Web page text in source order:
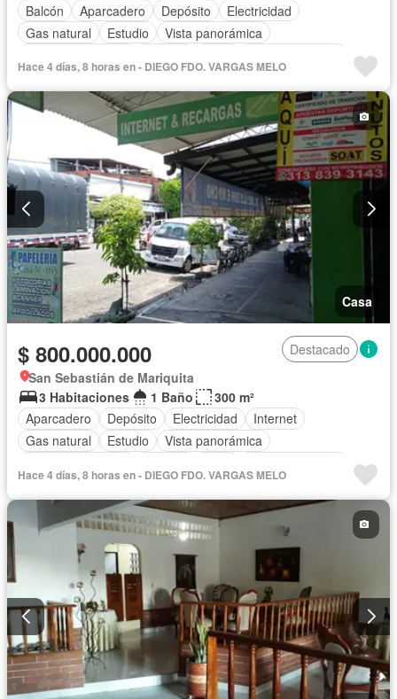
Balcón
Aparcadero Depósito
Electricidad
Gas natural
Estudio
Vista panorámica
Patio
Hace 4 días, 8 horas en - DIEGO FDO. VARGAS MELO
Casa
$ 800.000.000
Destacado
San Sebastián de Mariquita
3 Habitaciones
1 Baño
300 m²
Aparcadero
Depósito Electricidad
Internet
Gas natural
Estudio
Vista panorámica
Patio
Hace 4 días, 8 horas en - DIEGO FDO. VARGAS MELO